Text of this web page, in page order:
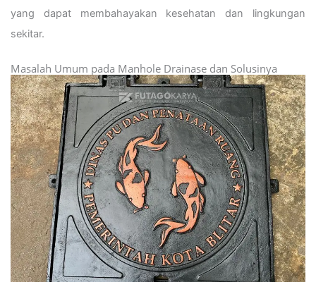
yang dapat membahayakan kesehatan dan lingkungan
sekitar.
Masalah Umum pada Manhole Drainase dan Solusinya